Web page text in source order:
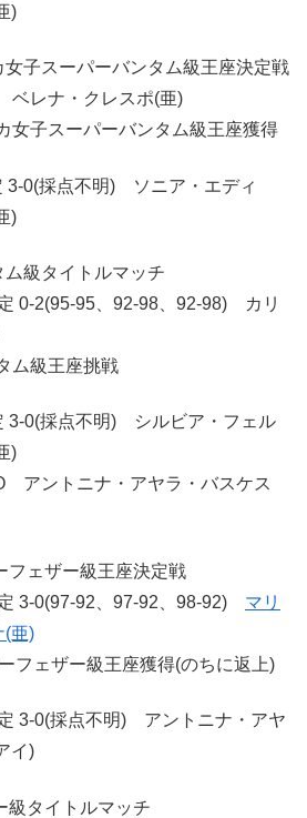
)
子スーパーバンタム級王座決定戦
レナ・クレスポ(亜)
女子スーパーバンタム級王座獲得
0(採点不明) ソニア・エディ
)
級タイトルマッチ
0-2(95-95、92-98、92-98) カリ
ム級王座挑戦
0(採点不明) シルビア・フェル
)
ントニナ・アヤラ・バスケス
フェザー級王座決定戦
3-0(97-92、97-92、98-92) マリ
(亜)
フェザー級王座獲得(のちに返上)
3-0(採点不明) アントニナ・アヤ
イ)
級タイトルマッチ